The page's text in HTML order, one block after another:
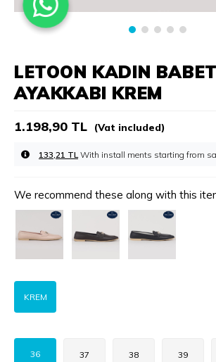
LETOON KADIN BABET
AYAKKABI KREM
1.198,90 TL (Vat included)
133,21 TL With install ments starting from
We recommend these along with this
KREM
36 37 38 39